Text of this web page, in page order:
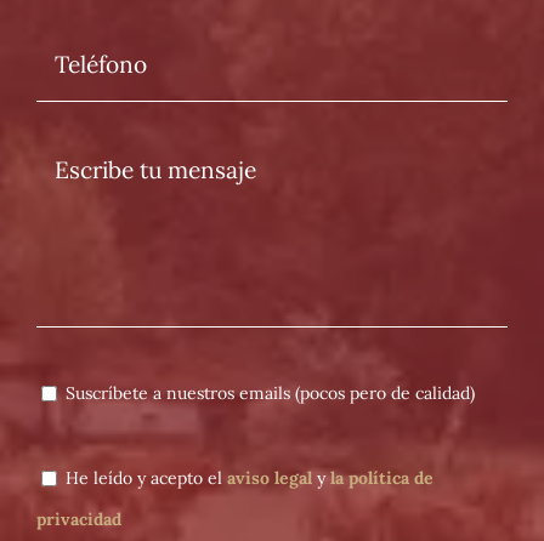
Suscríbete a nuestros emails (pocos pero de calidad)
He leído y acepto el aviso legalyla política de
privacidad